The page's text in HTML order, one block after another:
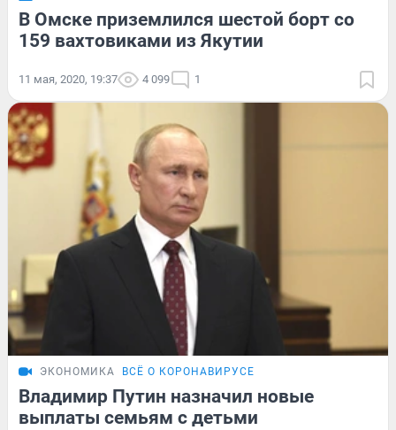
В Омске приземлился шестой борт со
159 вахтовиками из Якутии
11 мая, 2020, 19:37 4 099 1
ЭКОНОМИКА ВСЁ О КОРОНАВИРУСЕ
Владимир Путин назначил новые
выплаты семьям с детьми